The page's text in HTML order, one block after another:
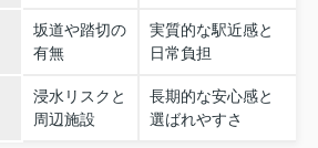
坂道や踏切の
有無
実質的な駅近感と
日常負担
浸水リスクと
周辺施設
長期的な安心感と
選ばれやすさ